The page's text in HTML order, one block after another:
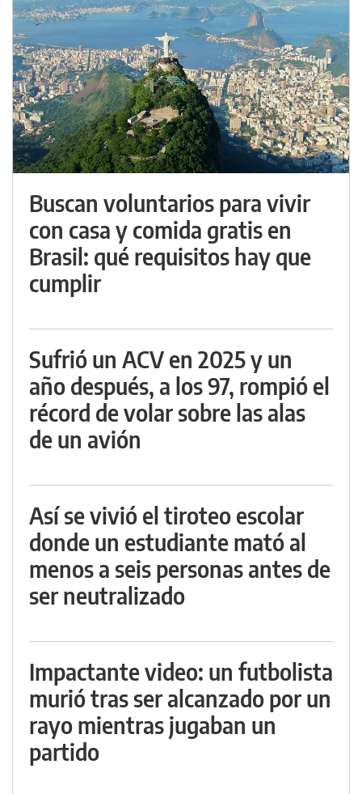
Buscan voluntarios para vivir
con casa y comida gratis en
Brasil: qué requisitos hay que
cumplir
Sufrió un ACV en 2025 y un
año después, a los 97, rompió el
récord de volar sobre las alas
de un avión
Así se vivió el tiroteo escolar
donde un estudiante mató al
menos a seis personas antes de
ser neutralizado
Impactante video: un futbolista
murió tras ser alcanzado por un
rayo mientras jugaban un
partido